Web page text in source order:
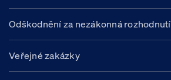
Odškodnění za nezákonná rozhodnutí
Veřejné zakázky